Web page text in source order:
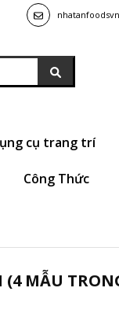
cụ trang trí
Công Thức
(4 MẪU